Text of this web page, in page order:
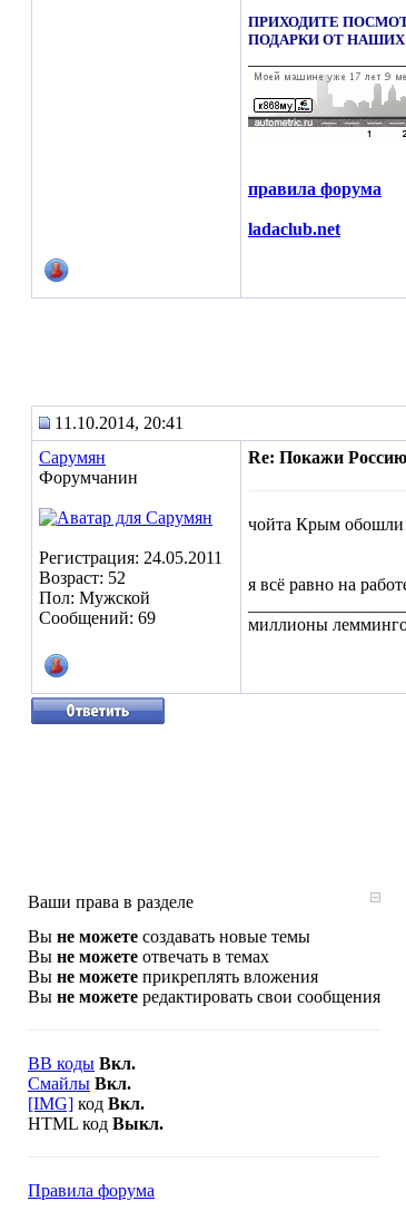
ПРИХОДИТЕ
ПОДАРКИ ОТ НАШИХ
правила форума
ladaclub.net
11.10.2014, 20:41
Сарумян
Форумчанин
Регистрация: 24.05.2011
Возраст: 52
Пол: Мужской
Сообщений: 69
Re: Покажи
чойта Крым
я всё равно на
миллионы
Ваши права в разделе
Вы не можете создавать новые темы
Вы не можете отвечать в темах
Вы не можете прикреплять вложения
Вы не можете редактировать свои сообщения
BB коды Вкл.
Смайлы Вкл.
[IMG] код Вкл.
HTML код Выкл.
Правила форума